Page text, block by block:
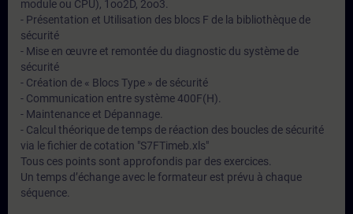
module ou CPU), 1oo2D, 2oo3.
- Présentation et Utilisation des blocs F de la bibliothèque de
sécurité
- Mise en œuvre et remontée du diagnostic du système de
sécurité
- Création de « Blocs Type » de sécurité
- Communication entre système 400F(H).
- Maintenance et Dépannage.
- Calcul théorique de temps de réaction des boucles de sécurité
via le fichier de cotation "S7FTimeb.xls"
Tous ces points sont approfondis par des exercices.
Un temps d’échange avec le formateur est prévu à chaque
séquence.